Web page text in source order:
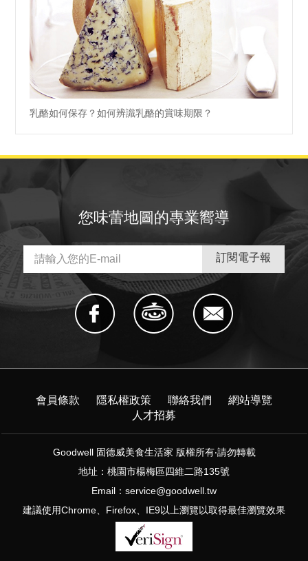
乳酪如何保存？如何辨識乳酪的賞味期限？
您味蕾地圖的專業嚮導
會員條款 隱私權政策 聯絡我們
網站導覽
人才招募
Goodwell 固德威美食生活家 版權所有‧請勿轉載
地址：桃園市楊梅區四維二路135號
Email： service@goodwell.tw
建議使用Chrome、Firefox、IE9以上瀏覽以取得最佳瀏覽效果